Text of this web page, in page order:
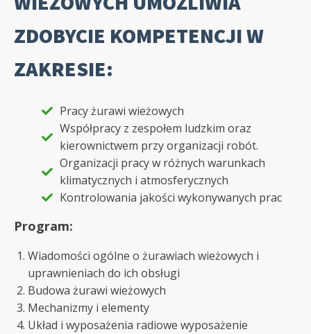
ZDOBYCIE KOMPETENCJI W
ZAKRESIE:
Pracy żurawi wieżowych
Współpracy z zespołem ludzkim oraz
kierownictwem przy organizacji robót.
Organizacji pracy w różnych warunkach
klimatycznych i atmosferycznych
Kontrolowania jakości wykonywanych prac
Program:
Wiadomości ogólne o żurawiach wieżowych i
uprawnieniach do ich obsługi
Budowa żurawi wieżowych
Mechanizmy i elementy
Układ i wyposażenia radiowe wyposażenie